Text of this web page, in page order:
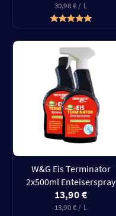
30,98 € / L
W&G Eis Terminator
2x500ml Enteiserspray
13,90 €
13,90 € / L